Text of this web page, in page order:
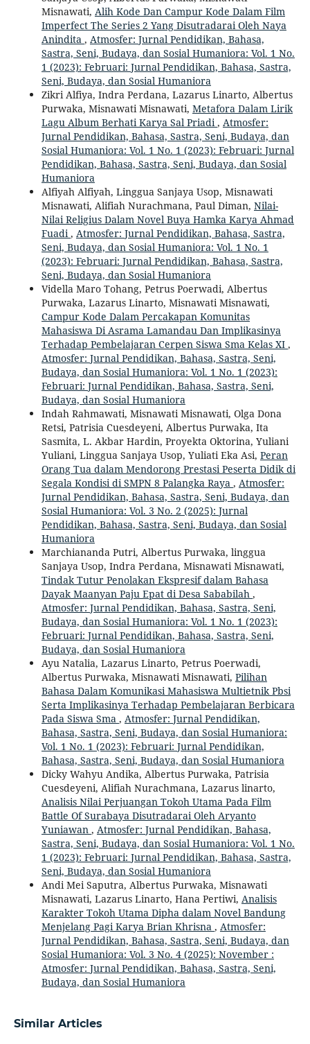
Misnawati, Alih Kode Dan Campur Kode Dalam Film
Imperfect The Series 2 Yang Disutradarai Oleh Naya
Anindita , Atmosfer: Jurnal Pendidikan, Bahasa,
Sastra, Seni, Budaya, dan Sosial Humaniora: Vol. 1 No.
1 (2023): Februari: Jurnal Pendidikan, Bahasa, Sastra,
Seni, Budaya, dan Sosial Humaniora
Zikri Alfiya, Indra Perdana, Lazarus Linarto, Albertus
Purwaka, Misnawati Misnawati, Metafora Dalam Lirik
Lagu Album Berhati Karya Sal Priadi, Atmosfer:
Jurnal Pendidikan, Bahasa, Sastra, Seni, Budaya, dan
Sosial Humaniora: Vol. 1 No. 1 (2023): Februari: Jurnal
Pendidikan, Bahasa, Sastra, Seni, Budaya, dan Sosial
Humaniora
Alfiyah Alfiyah, Linggua Sanjaya Usop, Misnawati
Misnawati, Alifiah Nurachmana, Paul Diman, Nilai-
Nilai Religius Dalam Novel Buya Hamka Karya Ahmad
Fuadi, Atmosfer: Jurnal Pendidikan, Bahasa, Sastra,
Seni, Budaya, dan Sosial Humaniora: Vol. 1 No. 1
(2023): Februari: Jurnal Pendidikan, Bahasa, Sastra,
Seni, Budaya, dan Sosial Humaniora
Vidella Maro Tohang, Petrus Poerwadi, Albertus
Purwaka, Lazarus Linarto, Misnawati Misnawati,
Campur Kode Dalam Percakapan Komunitas
Mahasiswa Di Asrama Lamandau Dan Implikasinya
Terhadap Pembelajaran Cerpen Siswa Sma Kelas XI ,
Atmosfer: Jurnal Pendidikan, Bahasa, Sastra, Seni,
Budaya, dan Sosial Humaniora: Vol. 1 No. 1 (2023):
Februari: Jurnal Pendidikan, Bahasa, Sastra, Seni,
Budaya, dan Sosial Humaniora
Indah Rahmawati, Misnawati Misnawati, Olga Dona
Retsi, Patrisia Cuesdeyeni, Albertus Purwaka, Ita
Sasmita, L. Akbar Hardin, Proyekta Oktorina, Yuliani
Yuliani, Linggua Sanjaya Usop, Yuliati Eka Asi, Peran
Orang Tua dalam Mendorong Prestasi Peserta Didik di
Segala Kondisi di SMPN 8 Palangka Raya , Atmosfer:
Jurnal Pendidikan, Bahasa, Sastra, Seni, Budaya, dan
Sosial Humaniora: Vol. 3 No. 2 (2025): Jurnal
Pendidikan, Bahasa, Sastra, Seni, Budaya, dan Sosial
Humaniora
Marchiananda Putri, Albertus Purwaka, linggua
Sanjaya Usop, Indra Perdana, Misnawati Misnawati,
Tindak Tutur Penolakan Ekspresif dalam Bahasa
Dayak Maanyan Paju Epat di Desa Sababilah ,
Atmosfer: Jurnal Pendidikan, Bahasa, Sastra, Seni,
Budaya, dan Sosial Humaniora: Vol. 1 No. 1 (2023):
Februari: Jurnal Pendidikan, Bahasa, Sastra, Seni,
Budaya, dan Sosial Humaniora
Ayu Natalia, Lazarus Linarto, Petrus Poerwadi,
Albertus Purwaka, Misnawati Misnawati, Pilihan
Bahasa Dalam Komunikasi Mahasiswa Multietnik Pbsi
Serta Implikasinya Terhadap Pembelajaran Berbicara
Pada Siswa Sma , Atmosfer: Jurnal Pendidikan,
Bahasa, Sastra, Seni, Budaya, dan Sosial Humaniora:
Vol. 1 No. 1 (2023): Februari: Jurnal Pendidikan,
Bahasa, Sastra, Seni, Budaya, dan Sosial Humaniora
Dicky Wahyu Andika, Albertus Purwaka, Patrisia
Cuesdeyeni, Alifiah Nurachmana, Lazarus linarto,
Analisis Nilai Perjuangan Tokoh Utama Pada Film
Battle Of Surabaya Disutradarai Oleh Aryanto
Yuniawan , Atmosfer: Jurnal Pendidikan, Bahasa,
Sastra, Seni, Budaya, dan Sosial Humaniora: Vol. 1 No.
1 (2023): Februari: Jurnal Pendidikan, Bahasa, Sastra,
Seni, Budaya, dan Sosial Humaniora
Andi Mei Saputra, Albertus Purwaka, Misnawati
Misnawati, Lazarus Linarto, Hana Pertiwi, Analisis
Karakter Tokoh Utama Dipha dalam Novel Bandung
Menjelang Pagi Karya Brian Khrisna , Atmosfer:
Jurnal Pendidikan, Bahasa, Sastra, Seni, Budaya, dan
Sosial Humaniora: Vol. 3 No. 4 (2025): November :
Atmosfer: Jurnal Pendidikan, Bahasa, Sastra, Seni,
Budaya, dan Sosial Humaniora
Similar Articles